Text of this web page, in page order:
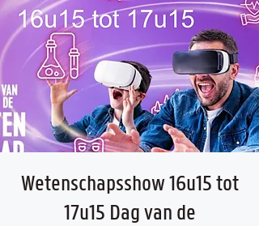
Wetenschapsshow 16u15 tot
17u15 Dag van de